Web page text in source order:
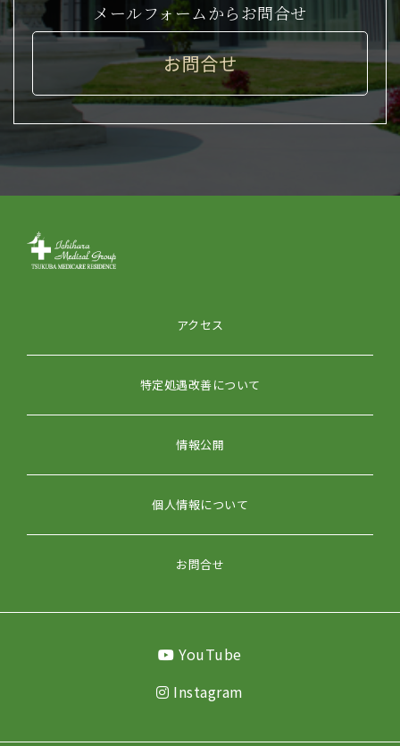
メールフォームからお問合せ
お問合せ
アクセス
特定処遇改善について
情報公開
個人情報について
お問合せ
YouTube
Instagram